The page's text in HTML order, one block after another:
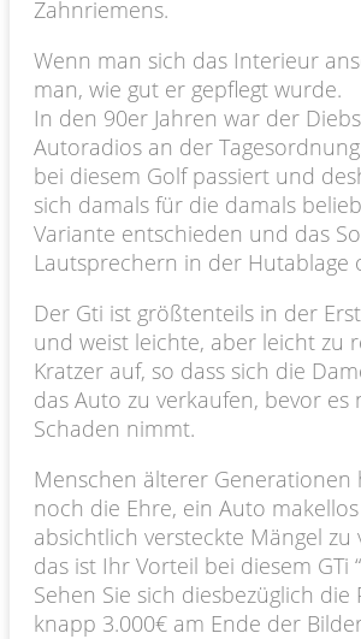
Zahnriemens.
Wenn man sich das Interieur
man, wie gut er gepflegt wurde.
In den 90er Jahren war der
Autoradios an der
bei diesem Golf passiert und
sich damals für die damals
Variante entschieden und das
Lautsprechern in der Hutablage
Der Gti ist größtenteils in der
und weist leichte, aber leicht zu
Kratzer auf, so dass sich die
das Auto zu verkaufen, bevor es
Schaden nimmt.
Menschen älterer Generationen
noch die Ehre, ein Auto
absichtlich versteckte Mängel zu
das ist Ihr Vorteil bei diesem GTi
Sehen Sie sich diesbezüglich die
knapp 3.000€ am Ende der